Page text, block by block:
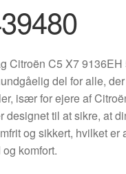
Citroën C5 X7 9136EH
del for alle,
især for ejere af
designet til at sikre, at
og sikkert, hvilket er
komfort.